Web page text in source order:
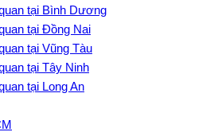
tại Bình Dương
tại Đồng Nai
tại Vũng Tàu
tại Tây Ninh
tại Long An